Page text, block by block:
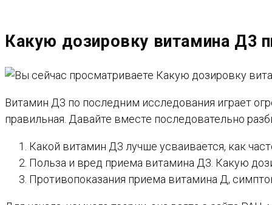
САЙТУ
Какую дозировку витамина Д3
Витамин Д3 по последним исследования играет
правильная. Давайте вместе последовательно
Какой витамин Д3 лучше усваивается, как
Польза и вред приема витамина Д3. Какую
Противопоказания приема витамина Д,